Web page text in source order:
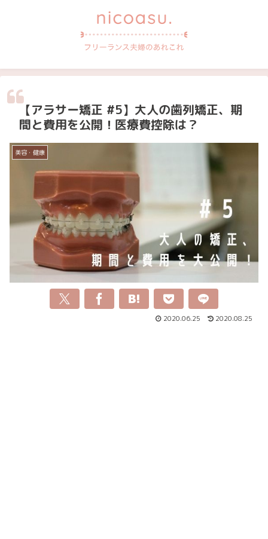
【アラサー矯正 #5】大人の歯列矯正、期
間と費用を公開！医療費控除は？
美容・健康
2020.06.25 2020.08.25